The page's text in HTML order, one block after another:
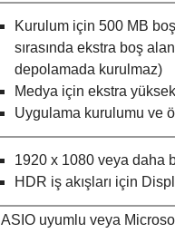
Kurulum için 500 MB
sırasında ekstra boş
depolamada kurulmaz)
Medya için ekstra yüksek
Uygulama kurulumu ve
1920 x 1080 veya daha
HDR iş akışları için
ASIO uyumlu veya